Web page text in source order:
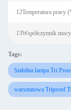
12Temperatura pracy
13Współczynnik
Tags:
Stabilna lampa Tri
warsztatowa Triproof